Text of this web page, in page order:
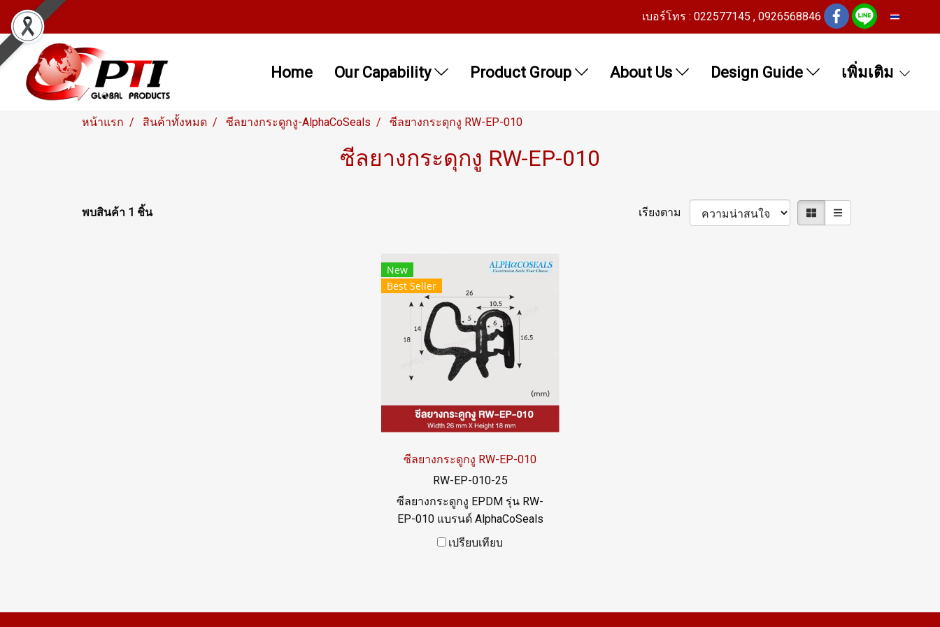
เบอร์โทร : 022577145 , 0926568846
Home Our Capability Product Group About Us Design Guide เพิ่มเติม
หน้าแรก สินค้าทั้งหมด ซีลยางกระดูกงู-AlphaCoSeals ซีลยางกระดุกงู RW-EP-010
ซีลยางกระดุกงู RW-EP-010
พบสินค้า 1 ชิ้น เรียงตาม
New
Best Seller
ซีลยางกระดูกงู RW-EP-010
RW-EP-010-25
ซีลยางกระดูกงู EPDM รุ่น RW-
EP-010 แบรนด์ AlphaCoSeals
เสริมเหล็ก แข็งแรง ทนทาน
เปรียบเทียบ